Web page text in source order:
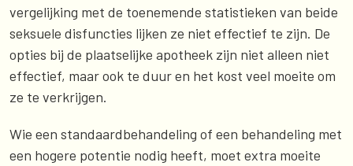
vergelijking met de toenemende statistieken van beide
seksuele disfuncties lijken ze niet effectief te zijn. De
opties bij de plaatselijke apotheek zijn niet alleen niet
effectief, maar ook te duur en het kost veel moeite om
ze te verkrijgen.
Wie een standaardbehandeling of een behandeling met
een hogere potentie nodig heeft, moet extra moeite